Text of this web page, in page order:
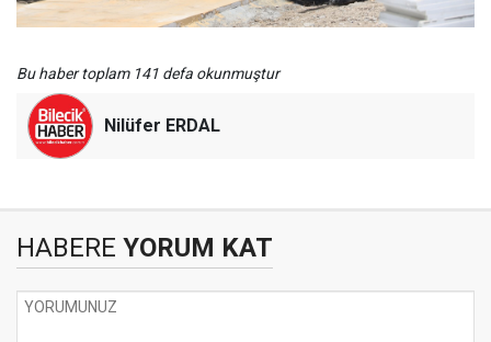
Bu haber toplam 141 defa okunmuştur
Nilüfer ERDAL
HABERE YORUM KAT